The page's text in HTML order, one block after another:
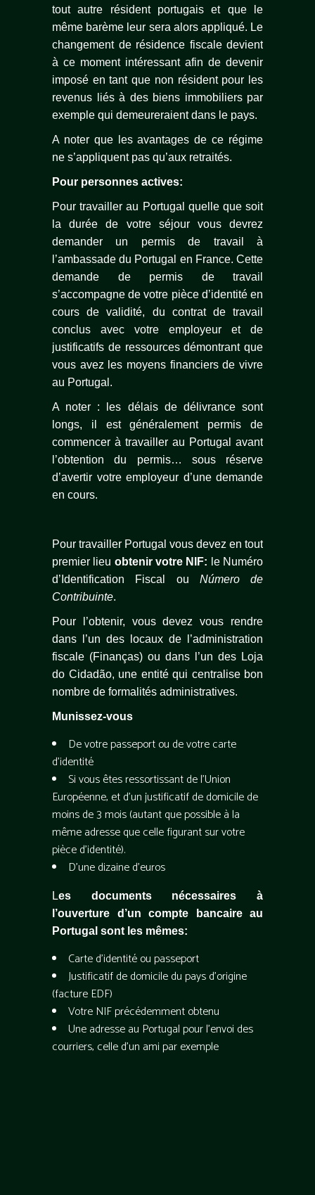
tout autre résident portugais et que le
même barème leur sera alors appliqué. Le
changement de résidence fiscale devient
à ce moment intéressant afin de devenir
imposé en tant que non résident pour les
revenus liés à des biens immobiliers par
exemple qui demeureraient dans le pays.
A noter que les avantages de ce régime
ne s’appliquent pas qu’aux retraités.
Pour personnes actives:
Pour travailler au Portugal quelle que soit
la durée de votre séjour vous devrez
demander un permis de travail à
l’ambassade du Portugal en France. Cette
demande de permis de travail
s’accompagne de votre pièce d’identité en
cours de validité, du contrat de travail
conclus avec votre employeur et de
justificatifs de ressources démontrant que
vous avez les moyens financiers de vivre
au Portugal.
A noter : les délais de délivrance sont
longs, il est généralement permis de
commencer à travailler au Portugal avant
l’obtention du permis… sous réserve
d’avertir votre employeur d’une demande
en cours.
Pour travailler Portugal vous devez en tout
premier lieu obtenir votre NIF: le Numéro
d’Identification Fiscal ou Número de
Contribuinte.
Pour l’obtenir, vous devez vous rendre
dans l’un des locaux de l’administration
fiscale (Finanças) ou dans l’un des Loja
do Cidadão, une entité qui centralise bon
nombre de formalités administratives.
Munissez-vous
De votre passeport ou de votre carte
d’identité
Si vous êtes ressortissant de l’Union
Européenne, et d’un justificatif de domicile de
moins de 3 mois (autant que possible à la
même adresse que celle figurant sur votre
pièce d’identité).
D’une dizaine d’euros
Les documents nécessaires à
l’ouverture d’un compte bancaire au
Portugal sont les mêmes:
Carte d’identité ou passeport
Justificatif de domicile du pays d’origine
(facture EDF)
Votre NIF précédemment obtenu
Une adresse au Portugal pour l’envoi des
courriers, celle d’un ami par exemple